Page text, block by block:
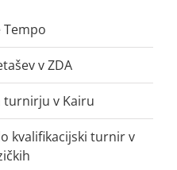
Tempo
v ZDA
turnirju v Kairu
kvalifikacijski turnir v